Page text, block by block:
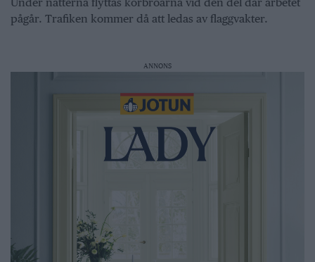
pågår. Trafiken kommer då att ledas av flaggvakter.
ANNONS